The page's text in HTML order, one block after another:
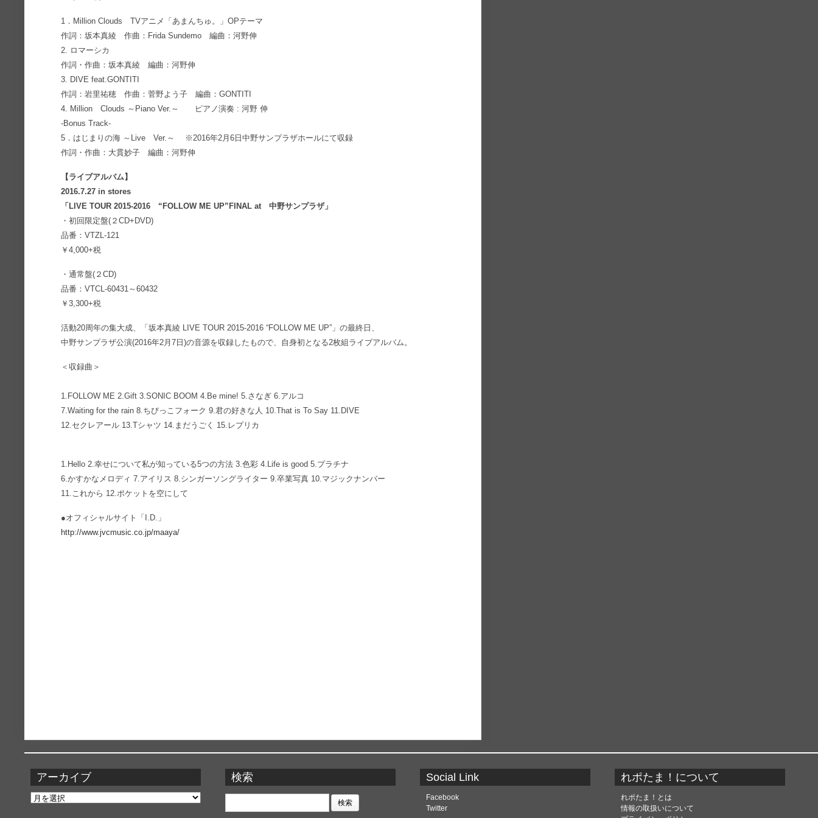
1．Million Clouds TVアニメ「あまんちゅ。」OPテーマ
作詞：坂本真綾 作曲：Frida Sundemo 編曲：河野伸
2. ロマーシカ
作詞・作曲：坂本真綾 編曲：河野伸
3. DIVE feat.GONTITI
作詞：岩里祐穂 作曲：菅野よう子 編曲：GONTITI
4. Million Clouds ～Piano Ver.～ ピアノ演奏 : 河野 伸
-Bonus Track-
5．はじまりの海 ～Live Ver.～ ※2016年2月6日中野サンプラザホールにて収録
作詞・作曲：大貫妙子 編曲：河野伸
【ライブアルバム】
2016.7.27 in stores
「LIVE TOUR 2015-2016 “FOLLOW ME UP”FINAL at 中野サンプラザ」
・初回限定盤(２CD+DVD)
品番：VTZL-121
￥4,000+税
・通常盤(２CD)
品番：VTCL-60431～60432
￥3,300+税
活動20周年の集大成、「坂本真綾 LIVE TOUR 2015-2016 “FOLLOW ME UP”」の最終日、
中野サンプラザ公演(2016年2月7日)の音源を収録したもので、自身初となる2枚組ライブアルバム。
＜収録曲＞
1.FOLLOW ME 2.Gift 3.SONIC BOOM 4.Be mine! 5.さなぎ 6.アルコ
7.Waiting for the rain 8.ちびっこフォーク 9.君の好きな人 10.That is To Say 11.DIVE
12.セクレアール 13.Tシャツ 14.まだうごく 15.レプリカ
1.Hello 2.幸せについて私が知っている5つの方法 3.色彩 4.Life is good 5.プラチナ
6.かすかなメロディ 7.アイリス 8.シンガーソングライター 9.卒業写真 10.マジックナンバー
11.これから 12.ポケットを空にして
●オフィシャルサイト「I.D.」
http://www.jvcmusic.co.jp/maaya/
アーカイブ
ア
検索
検
Social Link
Facebook
Twitter
れポたま！について
れポたま！とは
情報の取扱いについて